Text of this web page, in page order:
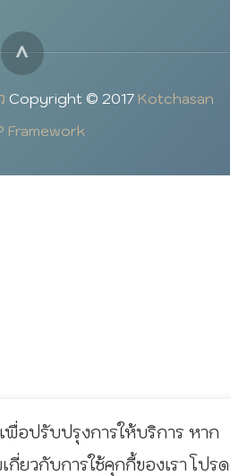
Copyright © 2017 Kotchasan
Framework
^
พื่อปรับปรุงการให้บริการ หาก
กี่ยวกับการใช้คุกกี้ของเรา โปร